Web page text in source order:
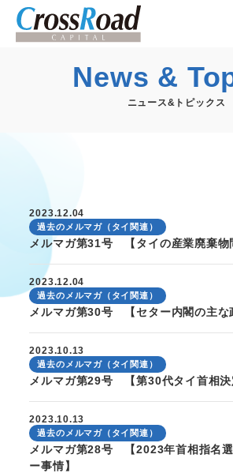
News &
ニュース&トピックス
2023.12.04
過去のメルマガ（タイ関連）
メルマガ第31号 【タイの産業廃棄物
2023.12.04
過去のメルマガ（タイ関連）
メルマガ第30号 【セター内閣の主な
2023.10.13
過去のメルマガ（タイ関連）
メルマガ第29号 【第30代タイ首相決
2023.10.13
過去のメルマガ（タイ関連）
メルマガ第28号 【2023年首相指名
ー事情】